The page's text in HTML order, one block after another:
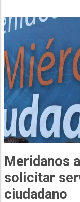
Meridanos
solicitar
ciudadano